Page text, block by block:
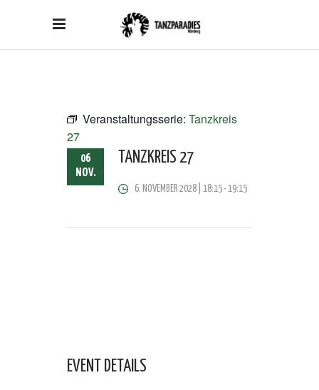
Veranstaltungsserie: Tanzkreis
27
06
NOV.
TANZKREIS 27
6. NOVEMBER 2028 | 18:15-19:15
EVENT DETAILS